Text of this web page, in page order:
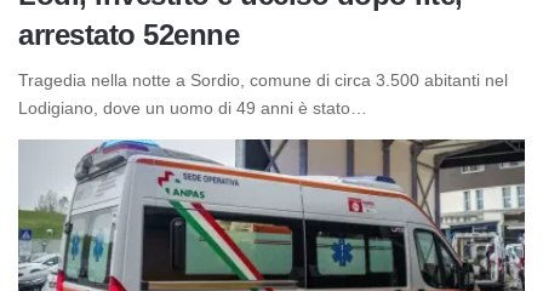
arrestato 52enne
Tragedia nella notte a Sordio, comune di circa 3.500 abitanti nel
Lodigiano, dove un uomo di 49 anni è stato…